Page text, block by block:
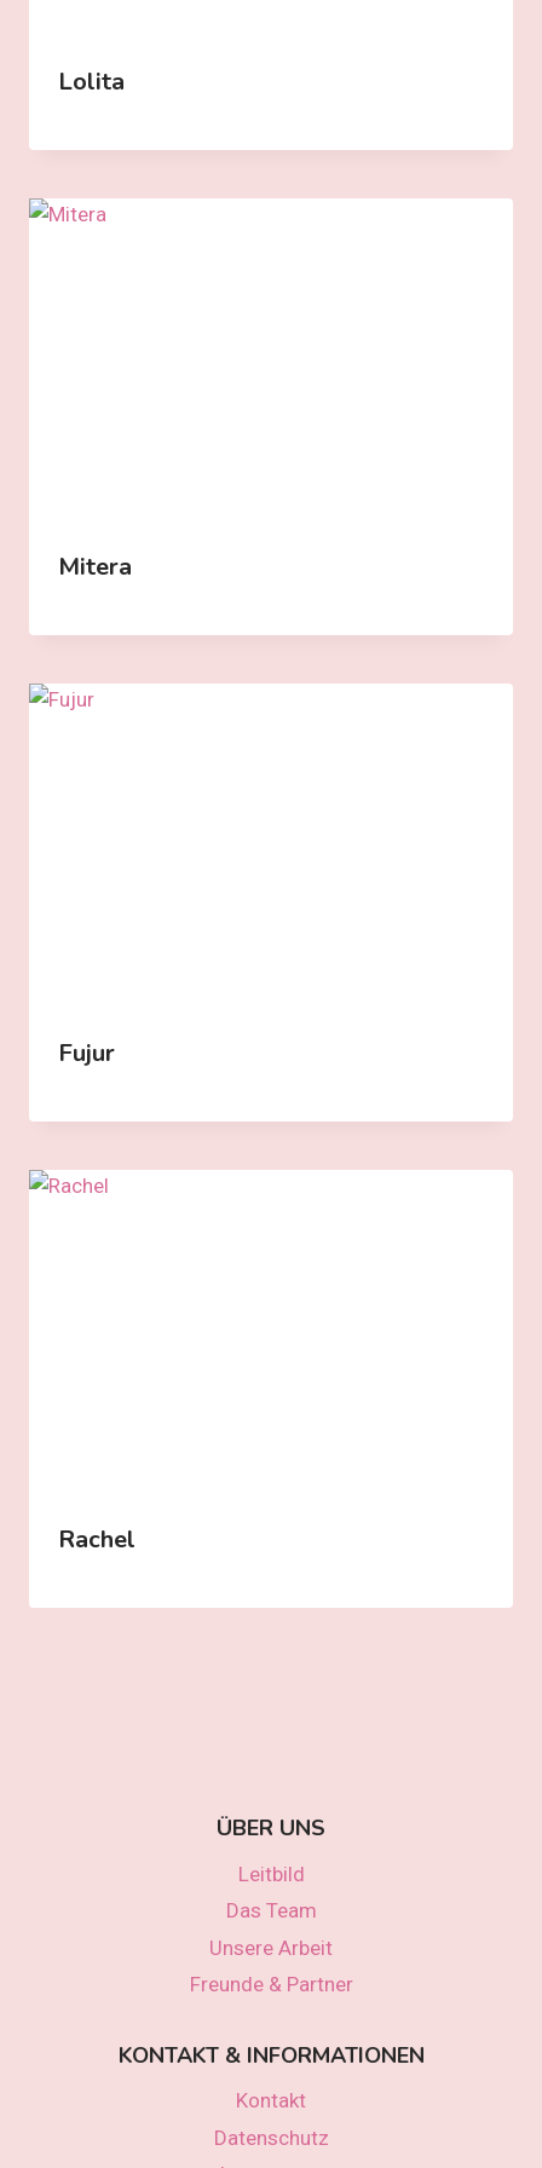
Lolita
Mitera
Fujur
Rachel
ÜBER UNS
Leitbild
Das Team
Unsere Arbeit
Freunde & Partner
KONTAKT & INFORMATIONEN
Kontakt
Datenschutz